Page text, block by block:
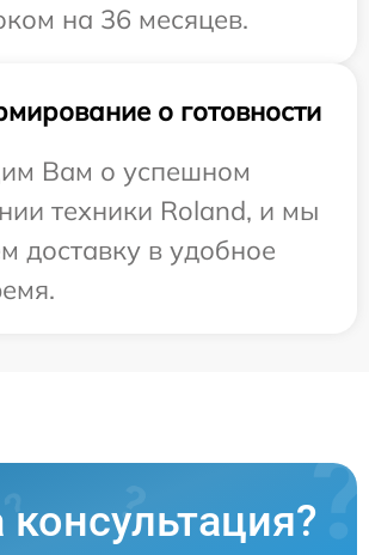
на 36 месяцев.
о готовности
Вам о успешном
техники Roland, и мы
доставку в удобное